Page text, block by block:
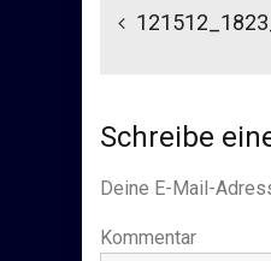
Schreibe
Deine E-Mail-
Kommentar